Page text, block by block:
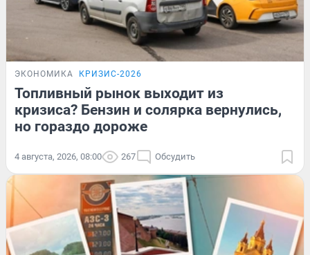
ЭКОНОМИКА КРИЗИС-2026
Топливный рынок выходит из
кризиса? Бензин и солярка вернулись,
но гораздо дороже
4 августа, 2026, 08:00 267 Обсудить